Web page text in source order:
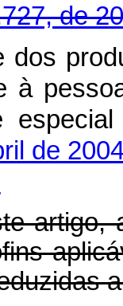
de
dos
à
de
artigo,